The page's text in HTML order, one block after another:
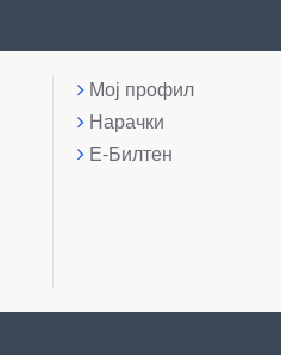
Мој профил
Нарачки
Е-Билтен